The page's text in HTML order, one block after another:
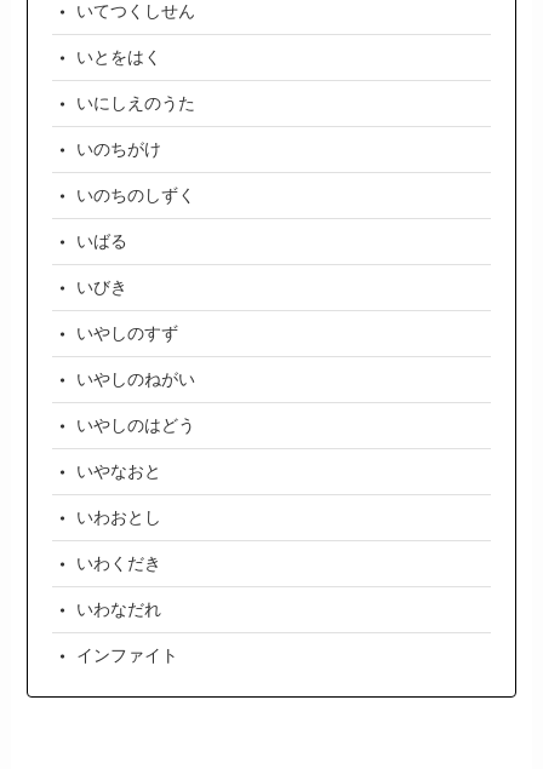
いてつくしせん
いとをはく
いにしえのうた
いのちがけ
いのちのしずく
いばる
いびき
いやしのすず
いやしのねがい
いやしのはどう
いやなおと
いわおとし
いわくだき
いわなだれ
インファイト